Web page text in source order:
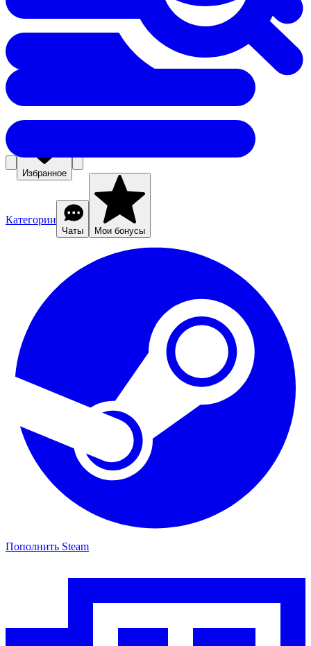
Избранное
Категории
Чаты Мои бонусы
Пополнить Steam